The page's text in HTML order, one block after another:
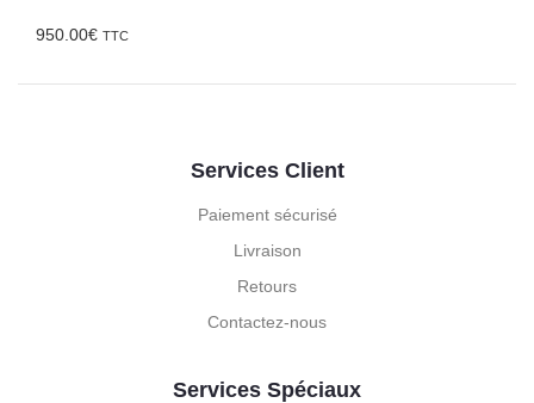
950.00€ TTC
Services Client
Paiement sécurisé
Livraison
Retours
Contactez-nous
Services Spéciaux